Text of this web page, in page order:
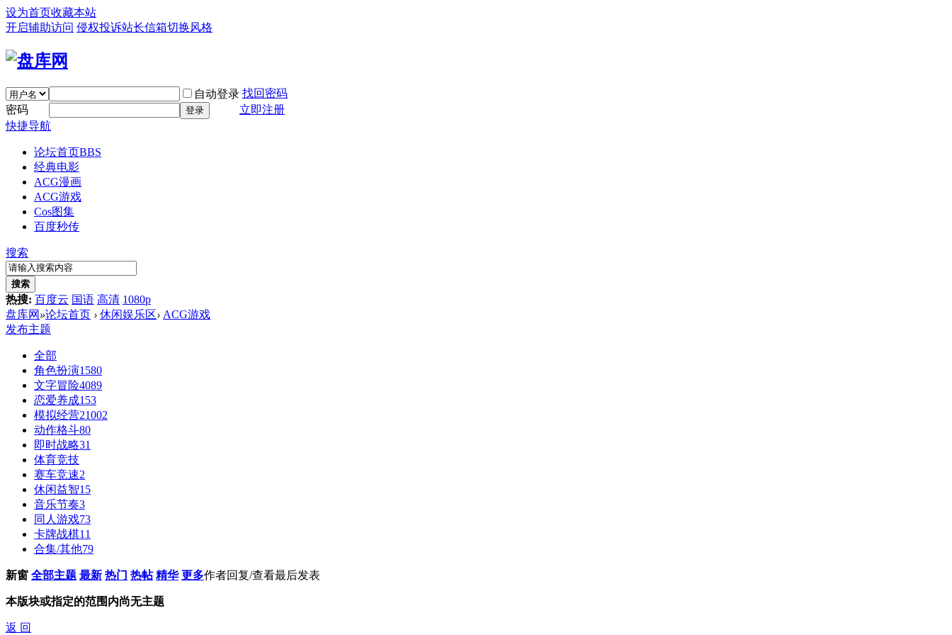
设为首页收藏本站
开启辅助访问 侵权投诉站长信箱切换风格
自动登录 找回密码
密码
登录
立即注册
快捷导航
论坛首页BBS
经典电影
ACG漫画
ACG游戏
Cos图集
百度秒传
搜索
搜索
热搜: 百度云 国语 高清 1080p
盘库网 »论坛首页 › 休闲娱乐区› ACG游戏
发布主题
全部
角色扮演1580
文字冒险4089
恋爱养成153
模拟经营21002
动作格斗80
即时战略31
体育竞技
赛车竞速2
休闲益智15
音乐节奏3
同人游戏73
卡牌战棋11
合集/其他79
新窗 全部主题 最新 热门 热帖 精华 更多作者回复/查看最后发表
本版块或指定的范围内尚无主题
返 回